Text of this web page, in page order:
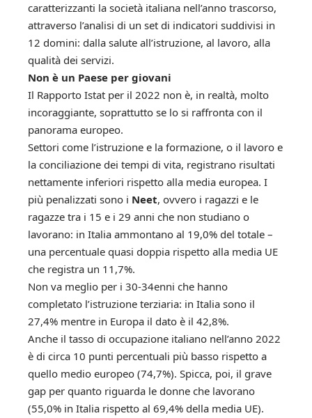
caratterizzanti la società italiana nell’anno trascorso,
attraverso l’analisi di un set di indicatori suddivisi in
12 domini: dalla salute all’istruzione, al lavoro, alla
qualità dei servizi.
Non è un Paese per giovani
Il Rapporto Istat per il 2022 non è, in realtà, molto
incoraggiante, soprattutto se lo si raffronta con il
panorama europeo.
Settori come l’istruzione e la formazione, o il lavoro e
la conciliazione dei tempi di vita, registrano risultati
nettamente inferiori rispetto alla media europea. I
più penalizzati sono i Neet, ovvero i ragazzi e le
ragazze tra i 15 e i 29 anni che non studiano o
lavorano: in Italia ammontano al 19,0% del totale –
una percentuale quasi doppia rispetto alla media UE
che registra un 11,7%.
Non va meglio per i 30-34enni che hanno
completato l’istruzione terziaria: in Italia sono il
27,4% mentre in Europa il dato è il 42,8%.
Anche il tasso di occupazione italiano nell’anno 2022
è di circa 10 punti percentuali più basso rispetto a
quello medio europeo (74,7%). Spicca, poi, il grave
gap per quanto riguarda le donne che lavorano
(55,0% in Italia rispetto al 69,4% della media UE).